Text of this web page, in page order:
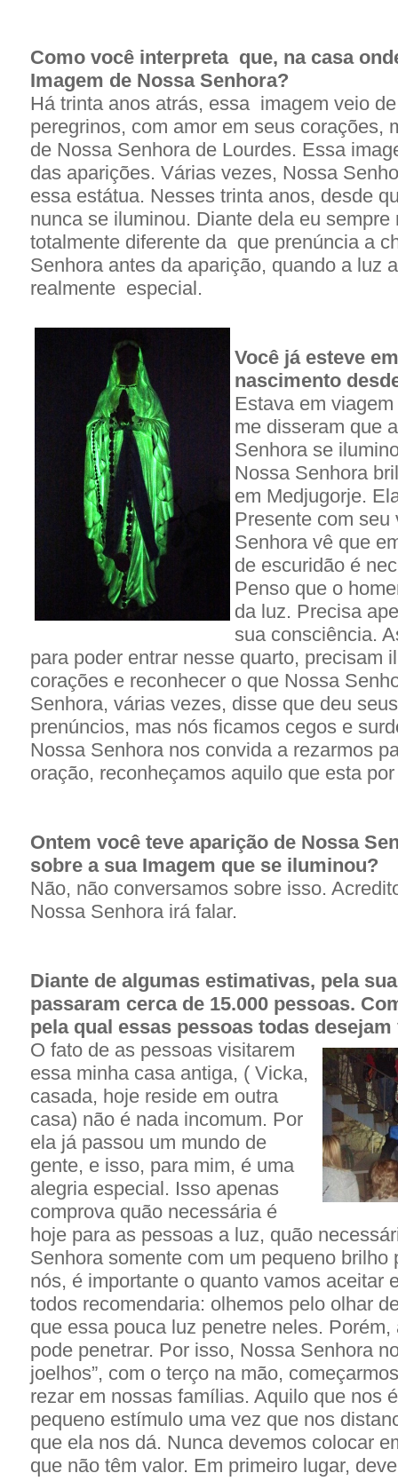
Como você interpreta que, na casa
Imagem de Nossa Senhora?
Há trinta anos atrás, essa imagem veio
peregrinos, com amor em seus corações,
de Nossa Senhora de Lourdes. Essa
das aparições. Várias vezes, Nossa
essa estátua. Nesses trinta anos, desde
nunca se iluminou. Diante dela eu sempre
totalmente diferente da que prenúncia a
Senhora antes da aparição, quando a luz
realmente especial.
Você já esteve
nascimento
Estava em
me disseram que
Senhora se
Nossa Senhora
em Medjugorje.
Presente com
Senhora vê que
de escuridão é
Penso que o
da luz. Precisa
sua consciência.
para poder entrar nesse quarto, precisam
corações e reconhecer o que Nossa
Senhora, várias vezes, disse que deu
prenúncios, mas nós ficamos cegos e
Nossa Senhora nos convida a rezarmos
oração, reconheçamos aquilo que esta
Ontem você teve aparição de Nossa
sobre a sua Imagem que se iluminou?
Não, não conversamos sobre isso.
Nossa Senhora irá falar.
Diante de algumas estimativas, pela
passaram cerca de 15.000 pessoas.
pela qual essas pessoas todas
O fato de as pessoas visitarem
essa minha casa antiga, ( Vicka,
casada, hoje reside em outra
casa) não é nada incomum. Por
ela já passou um mundo de
gente, e isso, para mim, é uma
alegria especial. Isso apenas
comprova quão necessária é
hoje para as pessoas a luz, quão
Senhora somente com um pequeno brilho
nós, é importante o quanto vamos aceitar
todos recomendaria: olhemos pelo olhar
que essa pouca luz penetre neles.
pode penetrar. Por isso, Nossa Senhora
joelhos”, com o terço na mão,
rezar em nossas famílias. Aquilo que nos
pequeno estímulo uma vez que nos
que ela nos dá. Nunca devemos colocar
que não têm valor. Em primeiro lugar,